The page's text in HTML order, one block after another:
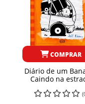
COMPRAR
Diário de um
Caindo na